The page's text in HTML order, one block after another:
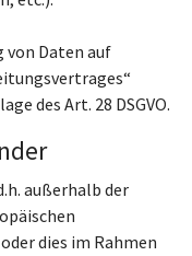
Daten auf
des Art. 28 DSGVO.
außerhalb der
dies im Rahmen